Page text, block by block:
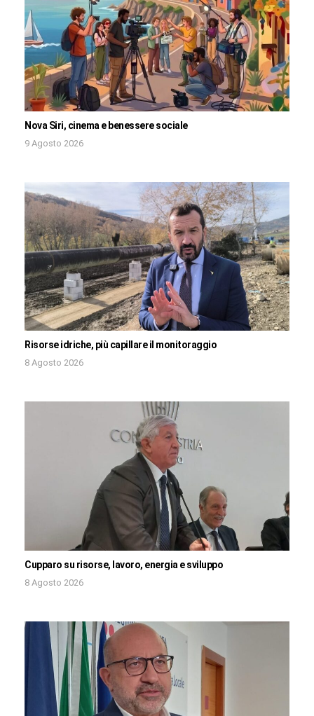
Nova Siri, cinema e benessere sociale
9 Agosto 2026
Risorse idriche, più capillare il monitoraggio
8 Agosto 2026
Cupparo su risorse, lavoro, energia e sviluppo
8 Agosto 2026